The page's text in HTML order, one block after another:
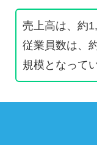
売上高は、約
従業員数は、
規模となって